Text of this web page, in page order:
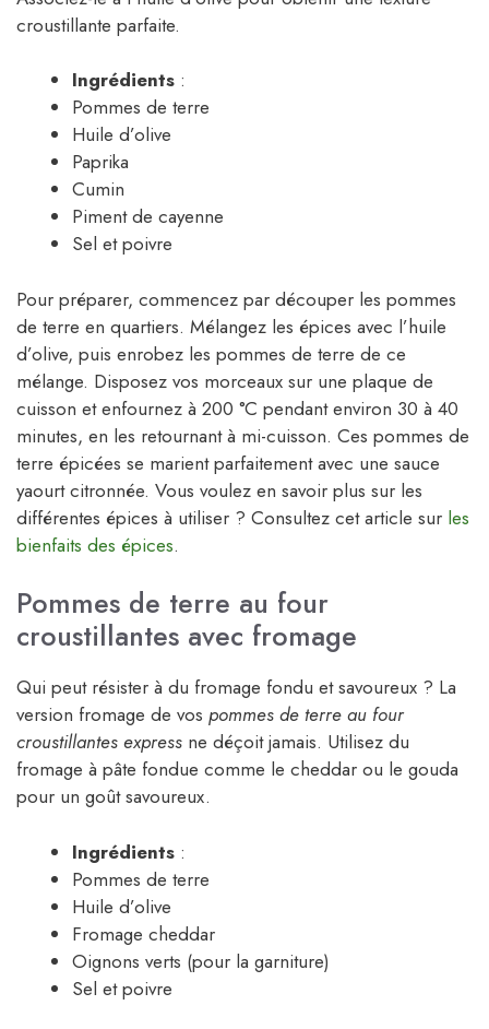
croustillante parfaite.
Ingrédients :
Pommes de terre
Huile d’olive
Paprika
Cumin
Piment de cayenne
Sel et poivre
Pour préparer, commencez par découper les pommes
de terre en quartiers. Mélangez les épices avec l’huile
d’olive, puis enrobez les pommes de terre de ce
mélange. Disposez vos morceaux sur une plaque de
cuisson et enfournez à 200 °C pendant environ 30 à 40
minutes, en les retournant à mi-cuisson. Ces pommes de
terre épicées se marient parfaitement avec une sauce
yaourt citronnée. Vous voulez en savoir plus sur les
différentes épices à utiliser ? Consultez cet article sur les
bienfaits des épices.
Pommes de terre au four
croustillantes avec fromage
Qui peut résister à du fromage fondu et savoureux ? La
version fromage de vos pommes de terre au four
croustillantes express ne déçoit jamais. Utilisez du
fromage à pâte fondue comme le cheddar ou le gouda
pour un goût savoureux.
Ingrédients :
Pommes de terre
Huile d’olive
Fromage cheddar
Oignons verts (pour la garniture)
Sel et poivre